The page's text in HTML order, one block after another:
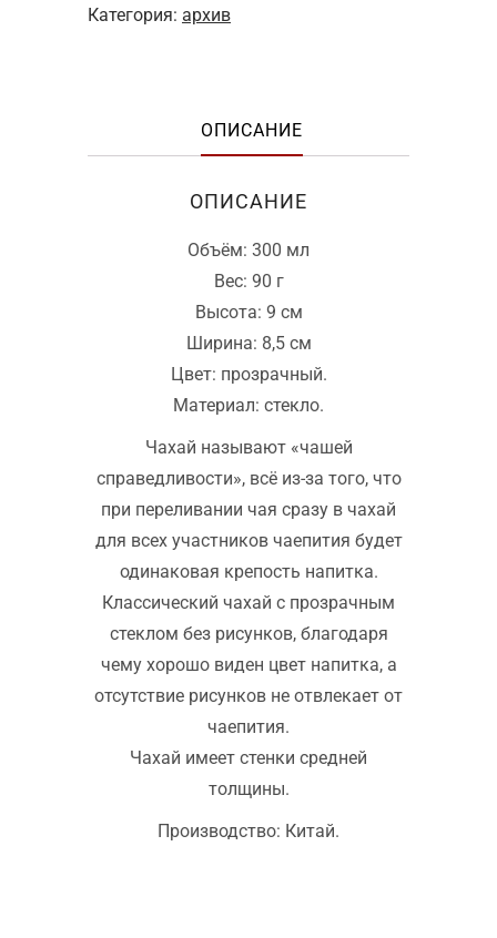
Категория: архив
ОПИСАНИЕ
ОПИСАНИЕ
Объём: 300 мл
Вес: 90 г
Высота: 9 см
Ширина: 8,5 см
Цвет: прозрачный.
Материал: стекло.
Чахай называют «чашей
справедливости», всё из-за того, что
при переливании чая сразу в чахай
для всех участников чаепития будет
одинаковая крепость напитка.
Классический чахай с прозрачным
стеклом без рисунков, благодаря
чему хорошо виден цвет напитка, а
отсутствие рисунков не отвлекает от
чаепития.
Чахай имеет стенки средней
толщины.
Производство: Китай.